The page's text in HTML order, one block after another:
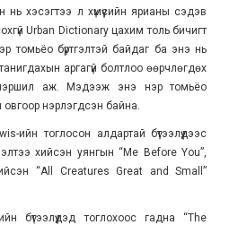
нь хэсэгтээ л хүмүүсийн ярианы сэдэв
Urban Dictionary цахим толь бичигт
томьёо бүртгэлтэй байдаг ба энэ нь
аргагүй болтлоо өөрчлөгдөх
нэршил аж. Мэдээж энэ нэр томьёо
нэрлэгдсэн байна.
ийн тоглосон алдартай бүтээлүүдээс
хийсэн уянгын “Me Before You”,
“All Creatures Great and Small”
бүтээлүүдэд тоглохоос гадна “The